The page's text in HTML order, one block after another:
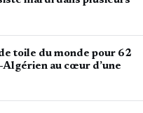
toile du monde pour 62
Algérien au cœur d’une